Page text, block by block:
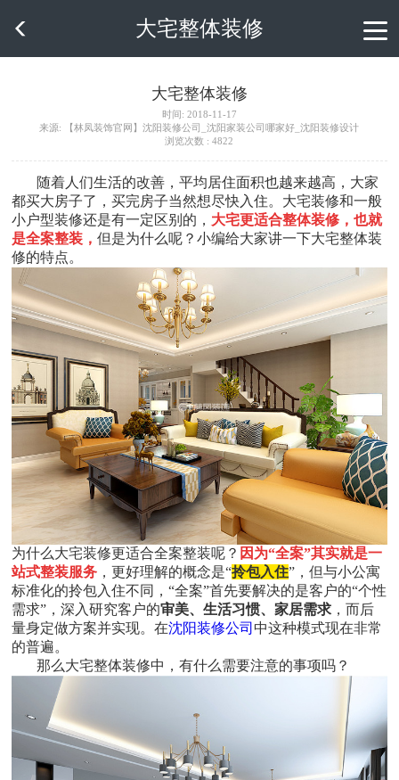
 大宅整体装修
大宅整体装修
时间: 2018-11-17
来源: 【林凤装饰官网】沈阳装修公司_沈阳家装公司哪家好_沈阳装修设计
浏览次数 : 4822
随着人们生活的改善，平均居住面积也越来越高，大家
都买大房子了，买完房子当然想尽快入住。大宅装修和一般
小户型装修还是有一定区别的， 大宅更适合整体装修，也就
是全案整装，但是为什么呢？小编给大家讲一下大宅整体装
修的特点。
为什么大宅装修更适合全案整装呢？ 因为“全案”其实就是一
站式整装服务 ，更好理解的概念是“拎包入住”，但与小公寓
标准化的拎包入住不同，“全案”首先要解决的是客户的“个性
需求”，深入研究客户的审美、生活习惯、家居需求 ，而后
量身定做方案并实现。在沈阳装修公司 中这种模式现在非常
的普遍。
那么大宅整体装修中，有什么需要注意的事项吗？